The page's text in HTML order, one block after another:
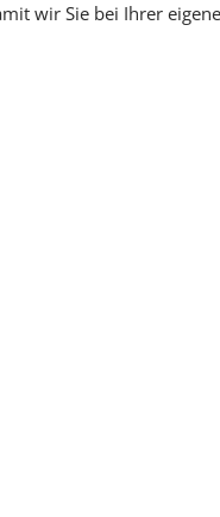
wir Sie bei Ihrer